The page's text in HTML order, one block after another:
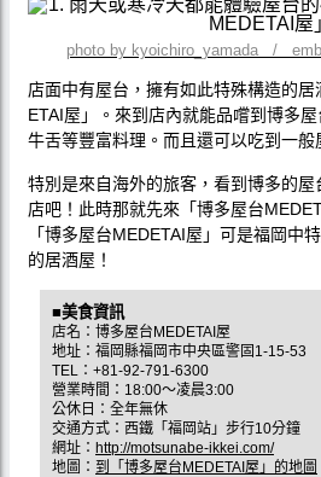
photo by kyoichiro_yamada /
店面中有屋台，擁有如此特殊構造的
ETAI屋」。來到店內就能品嚐到博多
牛舌等豐富料理。而且還可以吃到一般
特別是來自海外的旅客，看到博多的屋
店吧！此時那就先來「博多屋台
「博多屋台MEDETAI屋」可是福岡中
的居酒屋！
■美食資訊
店名：博多屋台MEDETAI屋
地址：福岡縣福岡市中央區警固1-15-53
TEL：+81-92-791-6300
營業時間：18:00〜凌晨3:00
公休日：全年無休
交通方式：西鐵「福岡站」步行10分鐘
網址： http://motsunabe-ikkei.com/
地圖： 到「博多屋台MEDETAI屋」的地圖